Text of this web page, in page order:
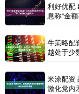
利好优配
息称“金
牛策略配
越处于少
米涂配资
激化党内